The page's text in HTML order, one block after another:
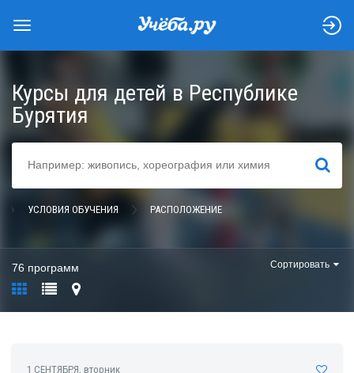
Курсы для детей в Республике
Бурятия
НАЙТИ
УСЛОВИЯ ОБУЧЕНИЯ РАСПОЛОЖЕНИЕ
76 программ Сортировать
1 СЕНТЯБРЯ, вторник